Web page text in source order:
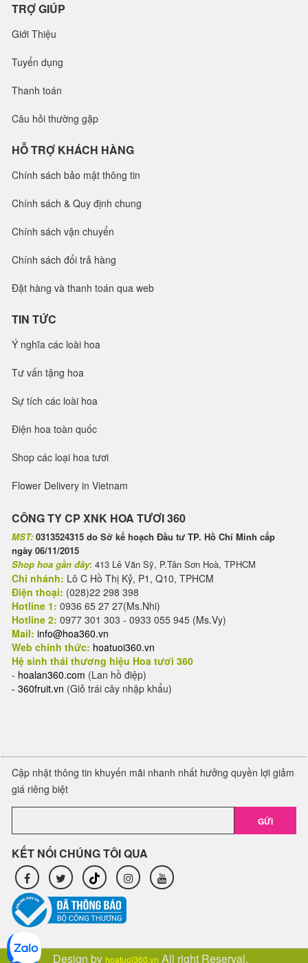
TRỢ GIÚP
Giới Thiệu
Tuyển dụng
Thanh toán
Câu hỏi thường gặp
HỖ TRỢ KHÁCH HÀNG
Chính sách bảo mật thông tin
Chính sách & Quy định chung
Chính sách vận chuyển
Chính sách đổi trả hàng
Đặt hàng và thanh toán qua web
TIN TỨC
Ý nghĩa các loài hoa
Tư vấn tặng hoa
Sự tích các loài hoa
Điện hoa toàn quốc
Shop các loại hoa tươi
Flower Delivery in Vietnam
CÔNG TY CP XNK HOA TƯƠI 360
MST: 0313524315 do Sở kế hoạch Đầu tư TP. Hồ Chí Minh cấp
ngày 06/11/2015
Shop hoa gần đây: 413 Lê Văn Sỹ, P.Tân Sơn Hoà, TPHCM
Chi nhánh: Lô C Hồ Thị Kỷ, P1, Q10, TPHCM
Điện thoại: (028)22 298 398
Hotline 1: 0936 65 27 27(Ms.Nhi)
Hotline 2: 0977 301 303 - 0933 055 945 (Ms.Vy)
Mail: info@hoa360.vn
Web chính thức: hoatuoi360.vn
Hệ sinh thái thương hiệu Hoa tươi 360
- hoalan360.com (Lan hồ điệp)
- 360fruit.vn (Giỏ trái cây nhập khẩu)
Cập nhật thông tin khuyến mãi nhanh nhất hưởng quyền lợi giảm
giá riêng biệt
GỬI
KẾT NỐI CHÚNG TÔI QUA
Design by hoatuoi360.vn All right Reserval.